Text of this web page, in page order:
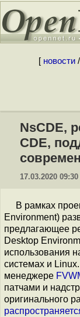
[ новости/
NsCDE,
CDE,
17.03.2020
В рамках
Environment)
предлагающее
Desktop
использования
системах и
менеджере
патчами и
оригинального